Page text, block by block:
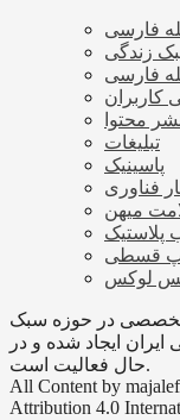
فارسی
زندگی
فارسی
محتوا
تبلیغات
پاسینیک
فناوری
میهن
قسطی
لوکس
در حوزه سبک
ایجاد شده و در
حال فعالیت است.
All Content by
Attribution 4.0